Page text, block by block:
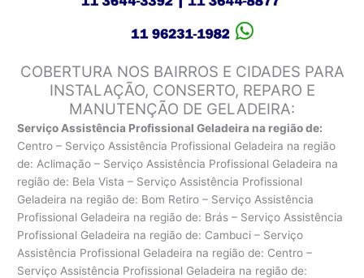
COBERTURA NOS BAIRROS E CIDADES PARA
INSTALAÇÃO, CONSERTO, REPARO E
MANUTENÇÃO DE GELADEIRA:
Serviço Assistência Profissional Geladeira na região de:
Centro – Serviço Assistência Profissional Geladeira na região
de: Aclimação – Serviço Assistência Profissional Geladeira na
região de: Bela Vista – Serviço Assistência Profissional
Geladeira na região de: Bom Retiro – Serviço Assistência
Profissional Geladeira na região de: Brás – Serviço Assistência
Profissional Geladeira na região de: Cambuci – Serviço
Assistência Profissional Geladeira na região de: Centro –
Serviço Assistência Profissional Geladeira na região de: